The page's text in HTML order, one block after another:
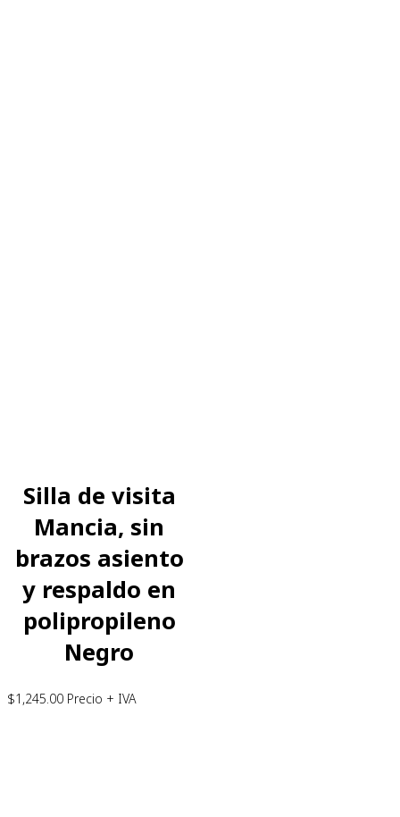
Silla de visita
Mancia, sin
brazos asiento
y respaldo en
polipropileno
Negro
$1,245.00 Precio + IVA